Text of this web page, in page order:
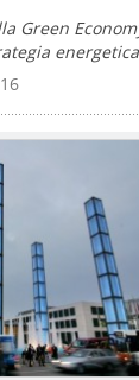
Green